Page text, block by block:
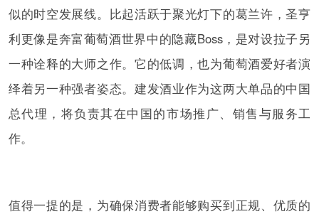
似的时空发展线。比起活跃于聚光灯下的葛兰许，圣亨
利更像是奔富葡萄酒世界中的隐藏Boss，是对设拉子另
一种诠释的大师之作。它的低调，也为葡萄酒爱好者演
绎着另一种强者姿态。建发酒业作为这两大单品的中国
总代理，将负责其在中国的市场推广、销售与服务工
作。
值得一提的是，为确保消费者能够购买到正规、优质的